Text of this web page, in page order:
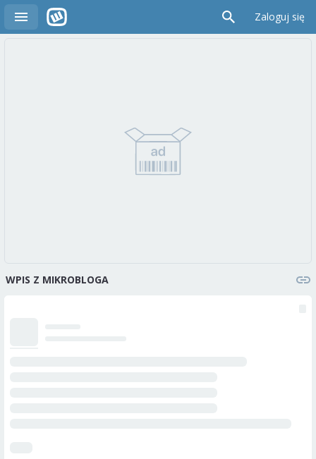
Zaloguj się
WPIS Z MIKROBLOGA